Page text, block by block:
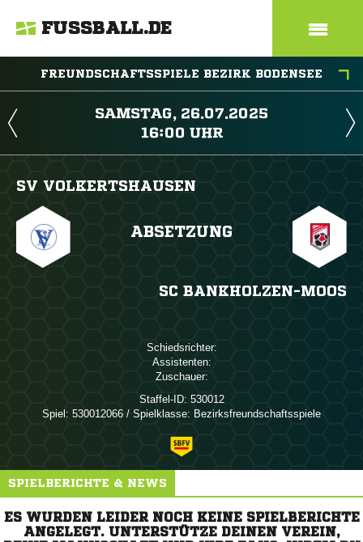
FUSSBALL.DE
FREUNDSCHAFTSSPIELE BEZIRK BODENSEE
 
 
SV VOLKERTSHAUSEN
ABSETZUNG
SC BANKHOLZEN-MOOS
Schiedsrichter:
Assistenten:
Zuschauer:
Staffel-ID: 530012
Spiel: 530012066 / Spielklasse: Bezirksfreundschaftsspiele
SPIELBERICHTE & NEWS
ES WURDEN LEIDER NOCH KEINE SPIELBERICHTE
ANGELEGT. UNTERSTÜTZE DEINEN VEREIN,